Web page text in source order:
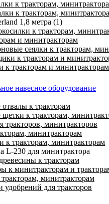
к тракторам,
к тракторам,
к тракторам,
и минитракторам
сеялки к тракторам,
к тракторам и
к тракторам и минитракторам
навесное оборудование
к тракторам
к тракторам,
тракторов, минитракторов
минитракторам
к тракторам, минитракторам
к тракторам
к минитракторам и
минитракторам
удобрений для тракторов